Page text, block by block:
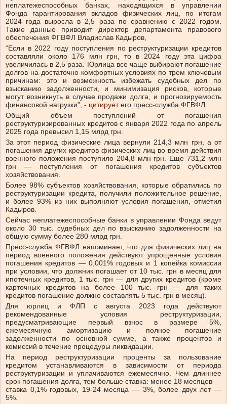
неплатежеспособных банках, находящихся в управлении
Фонда гарантирования вкладов физических лиц, по итогам
2024 года выросла в 2,5 раза по сравнению с 2022 годом.
Такие данные приводит директор департамента правового
обеспечения ФГВФЛ Владислав Кадыров,
“Если в 2022 году поступления по реструктуризации кредитов
составляли около 176 млн грн, то в 2024 году эта цифра
увеличилась в 2,5 раза. Юрлица все чаще выбирают погашение
долгов на достаточно комфортных условиях по трем ключевым
причинам: это и возможность избежать судебных дел по
взысканию задолженности, и минимизация рисков, которые
могут возникнуть в случае продажи долга, и прогнозируемость
финансовой нагрузки”, - цитирует его пресс-служба ФГВФЛ.
Общий объем поступлений от погашения
реструктуризированных кредитов с января 2022 года по апрель
2025 года превысил 1,15 млрд грн.
За этот период физические лица вернули 214,3 млн грн, а от
погашения других кредитов физических лиц во время действия
военного положения поступило 204,8 млн грн. Еще 731,2 млн
грн — поступления от погашения кредитов субъектов
хозяйствования.
Более 98% субъектов хозяйствования, которые обратились по
реструктуризации кредита, получили положительное решение,
и более 93% из них выполняют условия погашения, отметил
Кадыров.
Сейчас неплатежеспособные банки в управлении Фонда ведут
около 30 тыс. судебных дел по взысканию задолженности на
общую сумму более 280 млрд грн.
Пресс-служба ФГВФЛ напоминает, что для физических лиц на
период военного положения действуют упрощенные условия
погашения кредитов — 0,001% годовых и 1 копейка комиссии
при условии, что должник погашает от 10 тыс. грн в месяц для
ипотечных кредитов, 1 тыс. грн — для других кредитов (кроме
карточных кредитов на более 100 тыс. грн — для таких
кредитов погашение должно составлять 5 тыс. грн в месяц).
Для юрлиц и ФЛП с августа 2023 года действуют
рекомендованные условия реструктуризации,
предусматривающие первый взнос в размере 5%,
ежемесячную амортизацию и полное погашение
задолженности по основной сумме, а также процентов и
комиссий в течение процедуры ликвидации.
На период реструктуризации проценты за пользование
кредитом устанавливаются в зависимости от периода
реструктуризации и уплачиваются ежемесячно. Чем длиннее
срок погашения долга, тем больше ставка: менее 18 месяцев —
ставка 0,1% годовых, 19-24 месяца — 3%, более двух лет —
5%.